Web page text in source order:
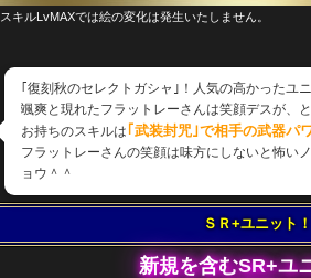
スキルLvMAXでは絵の変化は発生いたしません。
｢復刻秋のセレクトガシャ｣！人気の高かったユ
颯爽と現れたフラットレーさんは笑顔デスが、
お持ちのスキルは ｢武装封咒｣で相手の武器パ
フラットレーさんの笑顔は味方にしないと怖い
ョウ＾＾
ＳＲ+ユニット！
新規を含むSR+ユ